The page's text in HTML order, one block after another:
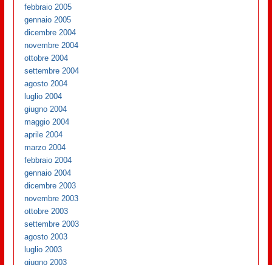
febbraio 2005
gennaio 2005
dicembre 2004
novembre 2004
ottobre 2004
settembre 2004
agosto 2004
luglio 2004
giugno 2004
maggio 2004
aprile 2004
marzo 2004
febbraio 2004
gennaio 2004
dicembre 2003
novembre 2003
ottobre 2003
settembre 2003
agosto 2003
luglio 2003
giugno 2003